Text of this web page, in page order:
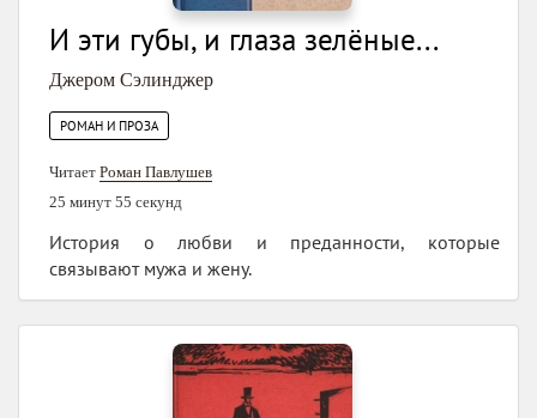
И эти губы, и глаза зелёные...
Джером Сэлинджер
РОМАН И ПРОЗА
Читает Роман Павлушев
25 минут 55 секунд
История о любви и преданности, которые
связывают мужа и жену.